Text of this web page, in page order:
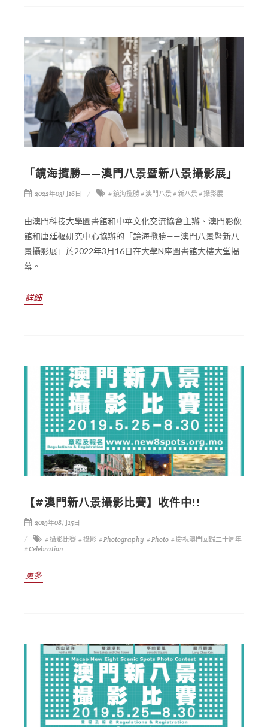
「鏡海攬勝——澳門八景暨新八景攝影展」
2022年03月16日 # 鏡海攬勝# 澳門八景# 新八景# 攝影展
由澳門科技大學圖書館和中華文化交流協會主辦、澳門影像
館和唐廷樞研究中心協辦的「鏡海攬勝——澳門八景暨新八
景攝影展」於2022年3月16日在大學N座圖書館大樓大堂揭
幕。
詳細
【#澳門新八景攝影比賽】收件中!!
2019年08月15日
# 攝影比賽 # 攝影 # Photography # Photo # 慶祝澳門回歸二十周年
# Celebration
更多